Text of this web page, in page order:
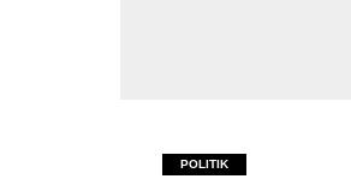
POLITIK